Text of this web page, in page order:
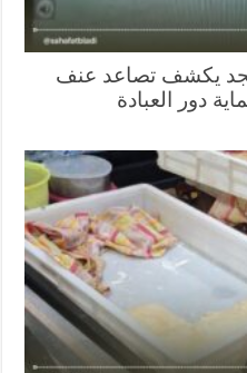
تصاعد عنف
العبادة